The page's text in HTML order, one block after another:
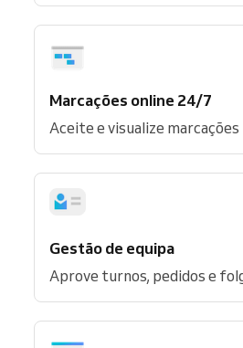
Marcações online 24/7
Aceite e visualize marcações
Gestão de equipa
Aprove turnos, pedidos e